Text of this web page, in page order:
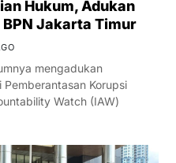
Hukum, Adukan
Jakarta Timur
mengadukan
Pemberantasan Korupsi
Watch (IAW)